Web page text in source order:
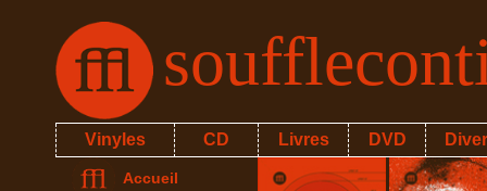
Vinyles CD Livres DVD
Accueil